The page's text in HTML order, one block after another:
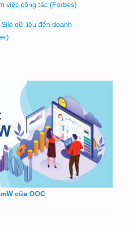
việc cộng tác (Forbes)
dữ liệu đến doanh
của OOC